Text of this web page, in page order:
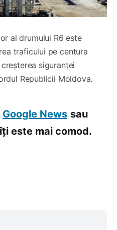
al drumului R6 este
traficului pe centura
siguranței
Republicii Moldova.
Google News sau
este mai comod.